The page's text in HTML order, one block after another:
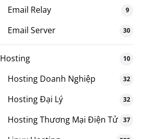
Email Relay 9
Email Server 30
Hosting 10
Hosting Doanh Nghiệp 32
Hosting Đại Lý 32
Hosting Thương Mại Điện Tử 37